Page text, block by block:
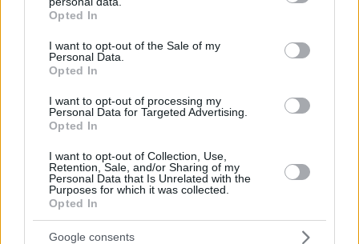
grant or deny consent to Google and its third-party tags to
use your data for below specified purposes in below Google
consent section.
Opted In
I want to opt-out of the Sale of my
Personal Data.
Opted In
I want to opt-out of processing my
Personal Data for Targeted Advertising.
Opted In
I want to opt-out of Collection, Use,
Retention, Sale, and/or Sharing of my
Personal Data that Is Unrelated with the
Purposes for which it was collected.
Opted In
Google consents
«Χυδαίο τραμπουκισμό από τους
διάφορους "φιλόζωους"» καταγγέλλει
ο ερευνητής του ΑΠΘ μετά τον
θάνατο του κουταβιού που ζούσε με
αγέλη λύκων
06.08.2026, 20:30
Νεαρή γυναίκα με ακατέργαστη
ομορφιά από την Αιθιοπία έγινε viral,
δείτε την εντυπωσιακή μεταμόρφωσή